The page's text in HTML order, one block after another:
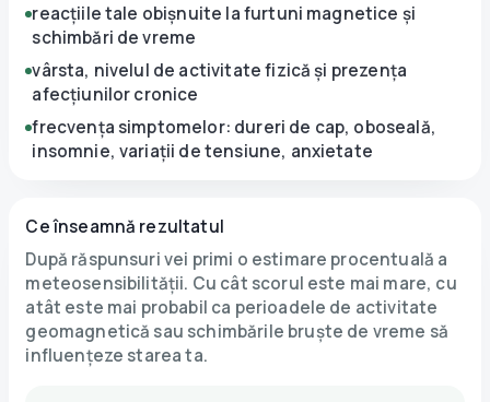
reacțiile tale obișnuite la furtuni magnetice și
schimbări de vreme
vârsta, nivelul de activitate fizică și prezența
afecțiunilor cronice
frecvența simptomelor: dureri de cap, oboseală,
insomnie, variații de tensiune, anxietate
Ce înseamnă rezultatul
După răspunsuri vei primi o estimare procentuală a
meteosensibilității. Cu cât scorul este mai mare, cu
atât este mai probabil ca perioadele de activitate
geomagnetică sau schimbările bruște de vreme să
influențeze starea ta.